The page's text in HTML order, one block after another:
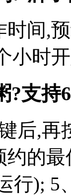
间,
小时
?支持
后,再
的
行); 5